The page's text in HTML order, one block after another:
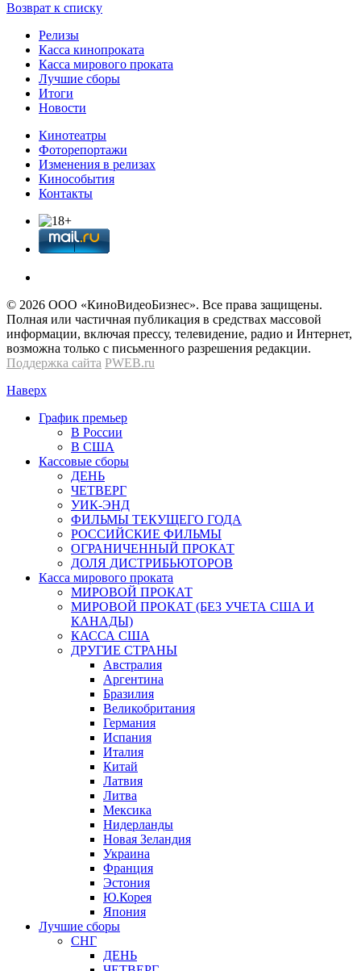
Возврат к списку
Релизы
Касса кинопроката
Касса мирового проката
Лучшие сборы
Итоги
Новости
Кинотеатры
Фоторепортажи
Изменения в релизах
Кинособытия
Контакты
© 2026 OOО «КиноВидеоБизнес». Все права защищены.
Полная или частичная публикация в средствах массовой
информации, включая прессу, телевидение, радио и Интернет,
возможна только с письменного разрешения редакции.
Поддержка сайта PWEB.ru
Наверх
График премьер
В России
В США
Кассовые сборы
ДЕНЬ
ЧЕТВЕРГ
УИК-ЭНД
ФИЛЬМЫ ТЕКУЩЕГО ГОДА
РОССИЙСКИЕ ФИЛЬМЫ
ОГРАНИЧЕННЫЙ ПРОКАТ
ДОЛЯ ДИСТРИБЬЮТОРОВ
Касса мирового проката
МИРОВОЙ ПРОКАТ
МИРОВОЙ ПРОКАТ (БЕЗ УЧЕТА США И
КАНАДЫ)
КАССА США
ДРУГИЕ СТРАНЫ
Австралия
Аргентина
Бразилия
Великобритания
Германия
Испания
Италия
Китай
Латвия
Литва
Мексика
Нидерланды
Новая Зеландия
Украина
Франция
Эстония
Ю.Корея
Япония
Лучшие сборы
СНГ
ДЕНЬ